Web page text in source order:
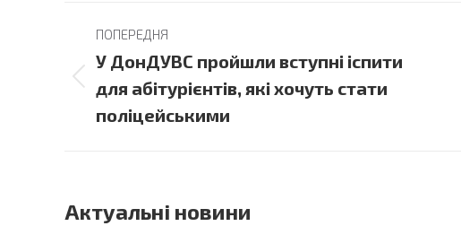
Post
navigation
ПОПЕРЕДНЯ
Previous
post:
У ДонДУВС пройшли вступні іспити
для абітурієнтів, які хочуть стати
поліцейськими
Актуальні новини